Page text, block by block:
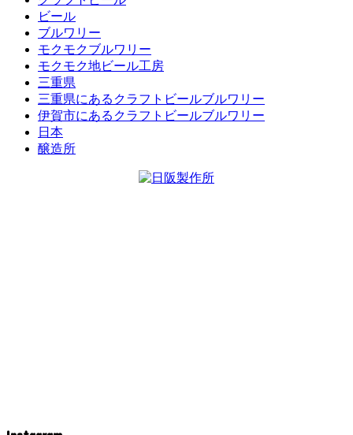
ビール
ブルワリー
モクモクブルワリー
モクモク地ビール工房
三重県
三重県にあるクラフトビールブルワリー
伊賀市にあるクラフトビールブルワリー
日本
醸造所